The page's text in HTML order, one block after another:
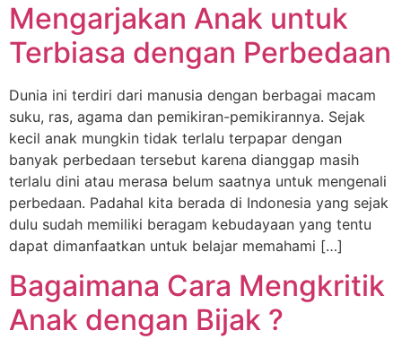
Mengarjakan Anak untuk
Terbiasa dengan Perbedaan
Dunia ini terdiri dari manusia dengan berbagai macam
suku, ras, agama dan pemikiran-pemikirannya. Sejak
kecil anak mungkin tidak terlalu terpapar dengan
banyak perbedaan tersebut karena dianggap masih
terlalu dini atau merasa belum saatnya untuk mengenali
perbedaan. Padahal kita berada di Indonesia yang sejak
dulu sudah memiliki beragam kebudayaan yang tentu
dapat dimanfaatkan untuk belajar memahami […]
Bagaimana Cara Mengkritik
Anak dengan Bijak ?